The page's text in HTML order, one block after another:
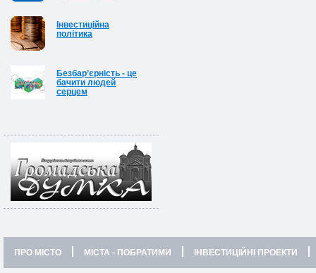
Інвестиційна
політика
Безбар’єрність - це
бачити людей
серцем
ПРО МІСТО МІСТА - ПОБРАТИМИ ІНВЕСТИЦІЙНІ ПРОЕКТИ